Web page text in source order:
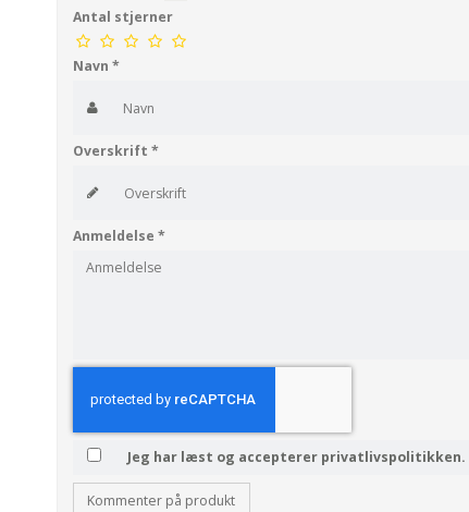
Antal stjerner
Navn *
Overskrift *
Anmeldelse *
Jeg har læst og accepterer privatlivspolitikken.
Kommenter på produkt